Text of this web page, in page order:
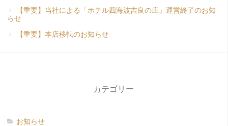
【重要】当社による「ホテル四海波吉良の庄」運営終了のお知
らせ
【重要】本店移転のお知らせ
カテゴリー
お知らせ